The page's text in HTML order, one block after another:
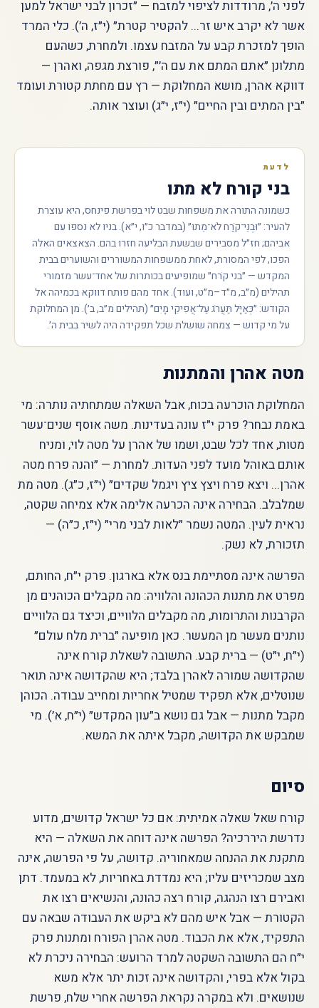
לפני ה׳, מרודדות לציפוי למזבח — ״זכרון לבני ישראל למען
אשר לא יקרב איש זר... להקטיר קטרת״ (י״ז, ה׳). כלי המרד
הופך למזכרת קבע על המזבח עצמו. ולמחרת, כשהעם
מתלונן ״אתם המתם את עם ה׳״, פורצת מגפה, ואהרן —
דווקא אהרן, מושא המחלוקת — רץ עם מחתת קטורת ועומד
״בין המתים ובין החיים״ (י״ז, י״ג) ועוצר אותה.
לדעת
בני קורח לא מתו
כשמונה התורה את משפחות שבט לוי בפרשת פינחס, היא עוצרת
להעיר: ״וּבְנֵי־קֹרַח לֹא־מֵתוּ״ (במדבר כ״ו, י״א). בניו לא נספו עם
אביהם; חז״ל מסבירים שבשעת הבליעה חזרו בהם. הצאצאים האלה
הפכו, לפי המסורת, לאחת ממשפחות המשוררים והשוערים בבית
המקדש — ״בני קֹרח״ שמופיעים בכותרות של אחד־עשר מזמורי
תהילים (מ״ב, מ״ד–מ״ט, ועוד). אחד מהם פותח דווקא בכמיהה אל
הקודש: ״כְּאַיָּל תַּעֲרֹג עַל־אֲפִיקֵי מָיִם״ (תהילים מ״ב, ב׳). מן המחלוקת
על מי קדוש — צמחה שושלת שכל תפקידה היה לשיר בבית ה׳.
מטה אהרן והמתנות
המחלוקת הוכרעה בכוח, אבל השאלה שמתחתיה נותרה: מי
באמת נבחר? פרק י״ז עונה בעדינות. משה אוסף שנים־עשר
מטות, אחד לכל שבט, ושמו של אהרן על מטה לוי, ומניח
אותם באוהל מועד לפני העדות. למחרת — ״והנה פרח מטה
אהרן... ויצא פרח ויצץ ציץ ויגמל שקדים״ (י״ז, כ״ג). מטה מת
שמלבלב. הבחירה אינה הכרעה אלימה אלא צמיחה שקטה,
נראית לעין. המטה נשמר ״לאות לבני מרי״ (י״ז, כ״ה) —
תזכורת, לא נשק.
הפרשה אינה מסתיימת בנס אלא בארגון. פרק י״ח, החותם,
מפרט את מתנות הכהונה והלוויה: מה מקבלים הכוהנים מן
הקרבנות והתרומות, מה מקבלים הלוויים, וכיצד גם הלוויים
נותנים מעשר מן המעשר. כאן מופיעה ״ברית מלח עולם״
(י״ח, י״ט) — ברית קבע. התשובה לשאלת קורח אינה
שהקדושה שמורה לאהרן בלבד; היא שהקדושה אינה תואר
שנוטלים, אלא תפקיד שמטיל אחריות ומחייב עבודה. הכוהן
מקבל מתנות — אבל גם נושא ב״עון המקדש״ (י״ח, א׳). מי
שמבקש את הקדושה, מקבל איתה את המשא.
סיום
קורח שאל שאלה אמיתית: אם כל ישראל קדושים, מדוע
נדרשת היררכיה? הפרשה אינה דוחה את השאלה — היא
מתקנת את ההנחה שמאחוריה. קדושה, על פי הפרשה, אינה
מצב שמכריזים עליו; היא נמדדת באחריות, לא במעמד. דתן
ואבירם רצו הנהגה, קורח רצה כהונה, והנשיאים רצו את
הקטורת — אבל איש מהם לא ביקש את העבודה שבאה עם
התפקיד, אלא את הכבוד. מטה אהרן הפורח ומתנות פרק
י״ח הם התשובה השקטה למרד הרועש: הבחירה ניכרת לא
בקול אלא בפרי, והקדושה אינה זכות יתר אלא משא
שנושאים. ולא במקרה נקראת הפרשה אחרי שלח, פרשת